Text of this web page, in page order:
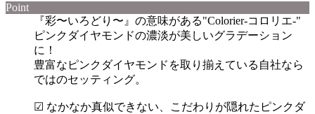
Point
『彩〜いろどり〜』の意味がある"Colorier-コロリエ-"
ピンクダイヤモンドの濃淡が美しいグラデーション
に！
豊富なピンクダイヤモンドを取り揃えている自社なら
ではのセッティング。
☑︎ なかなか真似できない、こだわりが隠れたピンクダ